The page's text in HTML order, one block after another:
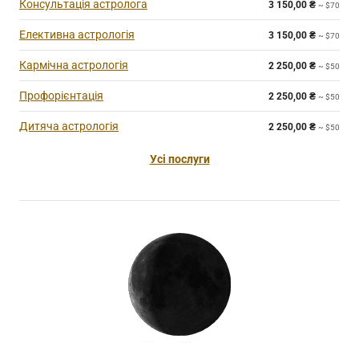
Консультація астролога 3 150,00 ₴ ~ $70
Елективна астрологія 3 150,00 ₴ ~ $70
Кармічна астрологія 2 250,00 ₴ ~ $50
Профорієнтація 2 250,00 ₴ ~ $50
Дитяча астрологія 2 250,00 ₴ ~ $50
Усі послуги